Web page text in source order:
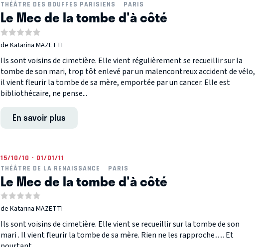
THÉÂTRE DES BOUFFES PARISIENS
PARIS
Le Mec de la tombe d'à côté
de Katarina MAZETTI
Ils sont voisins de cimetière. Elle vient régulièrement se recueillir sur la
tombe de son mari, trop tôt enlevé par un malencontreux accident de vélo,
il vient fleurir la tombe de sa mère, emportée par un cancer. Elle est
bibliothécaire, ne pense...
En savoir plus
15/10/10 - 01/01/11
THÉÂTRE DE LA RENAISSANCE
PARIS
Le Mec de la tombe d'à côté
de Katarina MAZETTI
Ils sont voisins de cimetière. Elle vient se recueillir sur la tombe de son
mari . Il vient fleurir la tombe de sa mère. Rien ne les rapproche…. Et